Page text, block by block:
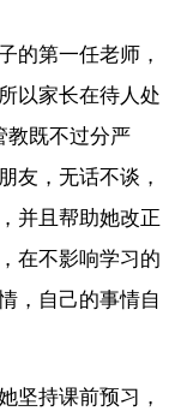
的第一任老师，
以家长在待人处
教既不过分严
友，无话不谈，
并且帮助她改正
在不影响学习的
，自己的事情自
坚持课前预习，